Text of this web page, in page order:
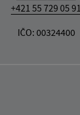
+421 55 729 05 91
IČO: 00324400